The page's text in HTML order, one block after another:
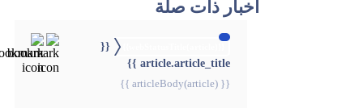
أخبار ذات صلة
{{
article.article_title }}
{{ articleBody(article) }}